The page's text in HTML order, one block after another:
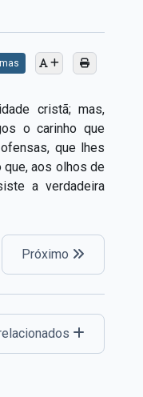
cristã; mas,
o carinho que
que lhes
aos olhos de
a verdadeira
Próximo